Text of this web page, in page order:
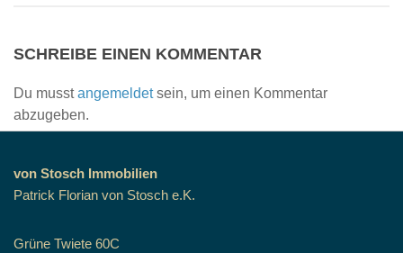
SCHREIBE EINEN KOMMENTAR
Du musstangemeldetsein, um einen Kommentar
abzugeben.
von Stosch Immobilien
Patrick Florian von Stosch e.K.
Grüne Twiete 60C